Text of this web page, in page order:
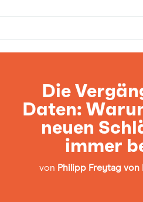
Die
Daten:
neuen
immer
von Philipp Freytag